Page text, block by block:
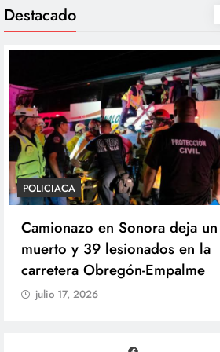
Destacado
POLICIACA
Camionazo en Sonora deja un
muerto y 39 lesionados en la
carretera Obregón-Empalme
julio 17, 2026